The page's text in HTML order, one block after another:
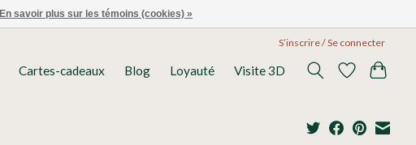
S’inscrire / Se connecter
Cartes-cadeaux Blog Loyauté Visite 3D
En savoir plus sur les témoins (cookies) »